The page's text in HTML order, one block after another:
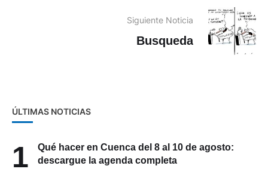
Siguiente Noticia
Busqueda
ÚLTIMAS NOTICIAS
1
Qué hacer en Cuenca del 8 al 10 de agosto:
descargue la agenda completa